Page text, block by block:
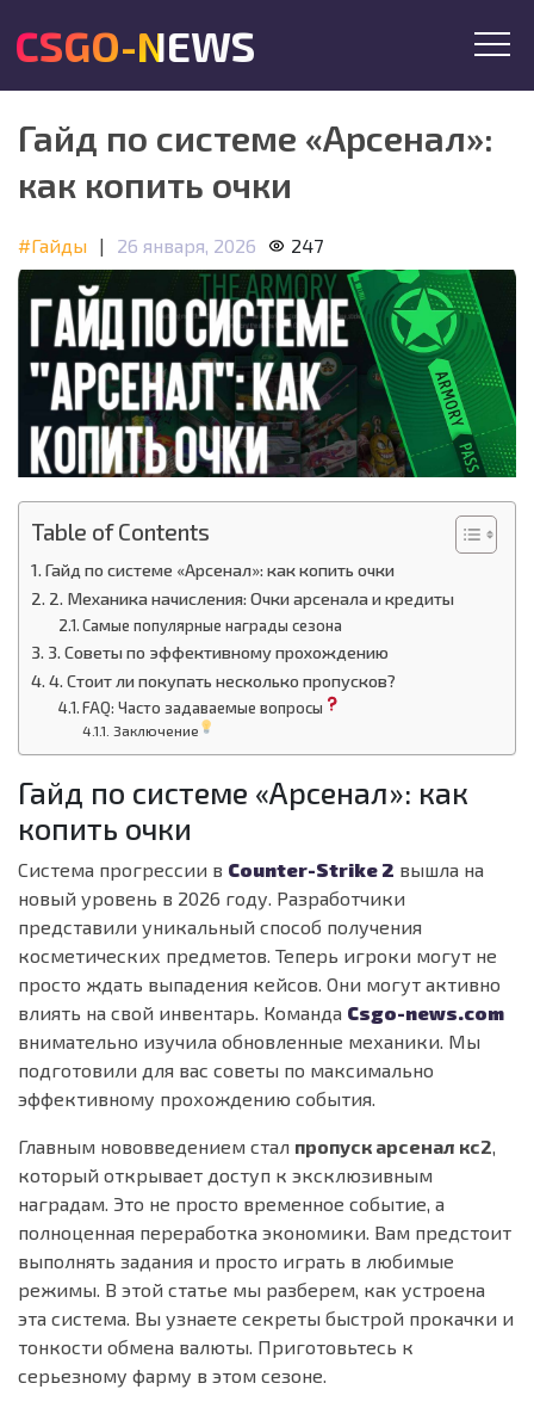
CSGO-NEWS
Гайд по системе «Арсенал»:
как копить очки
#Гайды | 26 января, 2026 247
Table of Contents
Гайд по системе «Арсенал»: как копить очки
2. Механика начисления: Очки арсенала и кредиты
Самые популярные награды сезона
3. Советы по эффективному прохождению
4. Стоит ли покупать несколько пропусков?
FAQ: Часто задаваемые вопросы
Заключение
Гайд по системе «Арсенал»: как
копить очки
Система прогрессии в Counter-Strike 2 вышла на
новый уровень в 2026 году. Разработчики
представили уникальный способ получения
косметических предметов. Теперь игроки могут не
просто ждать выпадения кейсов. Они могут активно
влиять на свой инвентарь. Команда Csgo-news.com
внимательно изучила обновленные механики. Мы
подготовили для вас советы по максимально
эффективному прохождению события.
Главным нововведением стал пропуск арсенал кс2,
который открывает доступ к эксклюзивным
наградам. Это не просто временное событие, а
полноценная переработка экономики. Вам предстоит
выполнять задания и просто играть в любимые
режимы. В этой статье мы разберем, как устроена
эта система. Вы узнаете секреты быстрой прокачки и
тонкости обмена валюты. Приготовьтесь к
серьезному фарму в этом сезоне.